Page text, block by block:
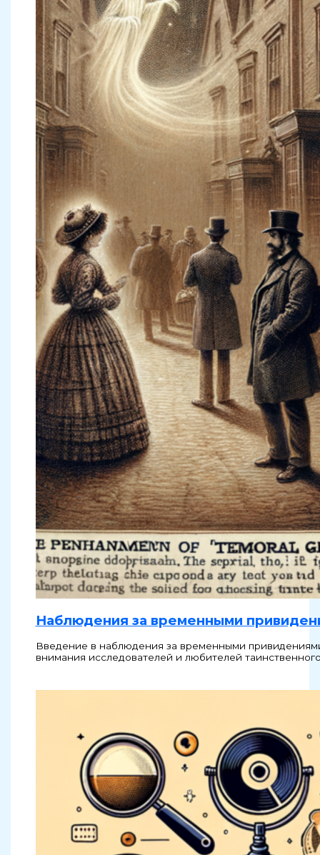
Наблюдения за временными
Введение в наблюдения за временными
внимания исследователей и любителей